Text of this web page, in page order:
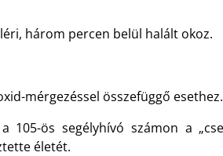
három percen belül halált okoz.
mérgezéssel összefüggő esethez.
ös segélyhívó számon a
életét.